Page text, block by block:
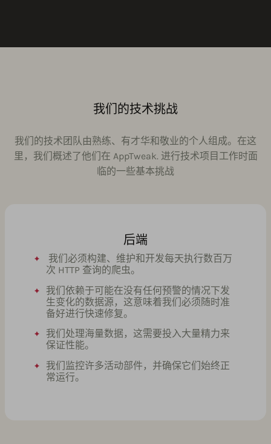
我们的技术挑战
我们的技术团队由熟练、有才华和敬业的个人组成。在这
里，我们概述了他们在 AppTweak. 进行技术项目工作时面
临的一些基本挑战
后端
我们必须构建、维护和开发每天执行数百万
次 HTTP 查询的爬虫。
我们依赖于可能在没有任何预警的情况下发
生变化的数据源，这意味着我们必须随时准
备好进行快速修复。
我们处理海量数据，这需要投入大量精力来
保证性能。
我们监控许多活动部件，并确保它们始终正
常运行。